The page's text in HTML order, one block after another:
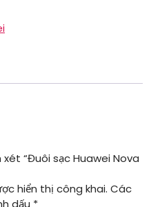
“Đuôi sạc Huawei Nova
hiển thị công khai. Các
dấu *